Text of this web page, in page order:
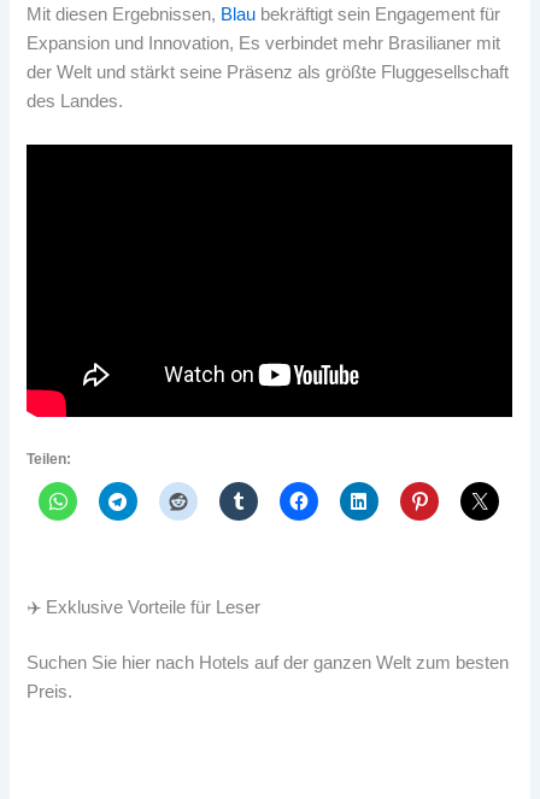
Mit diesen Ergebnissen, Blau bekräftigt sein Engagement für
Expansion und Innovation, Es verbindet mehr Brasilianer mit
der Welt und stärkt seine Präsenz als größte Fluggesellschaft
des Landes.
Teilen:
✈️ Exklusive Vorteile für Leser
Suchen Sie hier nach Hotels auf der ganzen Welt zum besten
Preis.